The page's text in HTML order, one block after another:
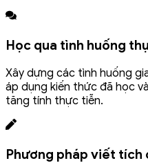
Học qua tình huống
Xây dựng các tình huống
áp dụng kiến thức đã học
tăng tính thực tiễn.
Phương pháp viết tích